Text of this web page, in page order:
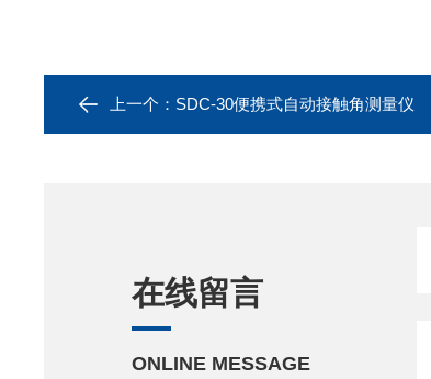
上一个： SDC-30便携式自动接触角测量仪
在线留言
ONLINE MESSAGE